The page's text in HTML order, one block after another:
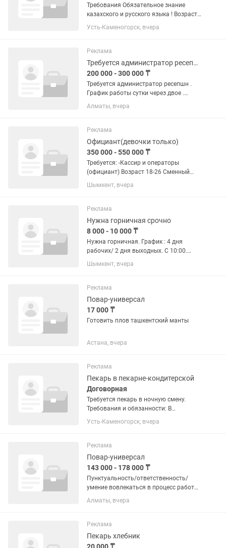
Требования Обязательное знание
казахского и русского языка ! Возраст
30+ Образование и опыт Высшее или
среднее специальное образование.
Усть-Каменогорск, вчера
Реклама
Требуется администратор ресепшн в хостел
200 000 - 300 000 ₸
Требуется администратор ресепшн .
График работы сутки через двое .
Знание языков будет преимущественно
,умение работать в коллективе,
200000 тенге .Одна смена стоит...
Алматы, вчера
Реклама
Официант(девочки только)
350 000 - 550 000 ₸
Требуется: -Кассир и операторы
(официант) Возраст 18-26 Сменный
график 4/2 3п 2 раза в месяц за
смену:7.500 + бонусы + чаевые+премии
Шымкент, вчера
Реклама
Нужна горничная срочно
8 000 - 10 000 ₸
Нужна горничная. График : 4 дня
рабочих/ 2 дня выходных. С 10:00.
Оплата ежедневно от 7000 до 11000 в
день Возраст от 27 до 40 лет.
Шымкент, вчера
Реклама
Повар-универсал
17 000 ₸
Готовить плов ташкентский манты
Астана, вчера
Реклама
Пекарь в пекарне-кондитерской
Договорная
Требуется пекарь в ночную смену.
Требования и обязанности: В
кондитерскую-кофейню Tortishnaya
требуется пекарь. Умение работать с
проведем. Ищем ответственных...
Усть-Каменогорск, вчера
Реклама
Повар-универсал
143 000 - 178 000 ₸
Пунктуальность/ответственность/
умение вовлекаться в процесс работы/
приготовление блюд -сэндвичей/
курицы, /прием заказов на кассе/
места
Алматы, вчера
Реклама
Пекарь хлебник